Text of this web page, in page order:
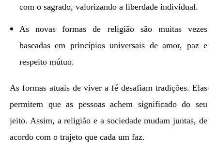
com o sagrado, valorizando a liberdade individual.
As novas formas de religião são muitas vezes
baseadas em princípios universais de amor, paz e
respeito mútuo.
As formas atuais de viver a fé desafiam tradições. Elas
permitem que as pessoas achem significado do seu
jeito. Assim, a religião e a sociedade mudam juntas, de
acordo com o trajeto que cada um faz.